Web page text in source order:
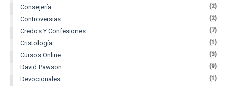
Consejería (2)
Controversias (2)
Credos Y Confesiones (7)
Cristología (1)
Cursos Online (3)
David Pawson (9)
Devocionales (1)